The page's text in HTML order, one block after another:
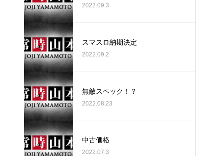
2022.09.3
スマスロ納期決定
2022.09.2
無敵スペック！？
2022.08.23
中古価格
2022.07.3